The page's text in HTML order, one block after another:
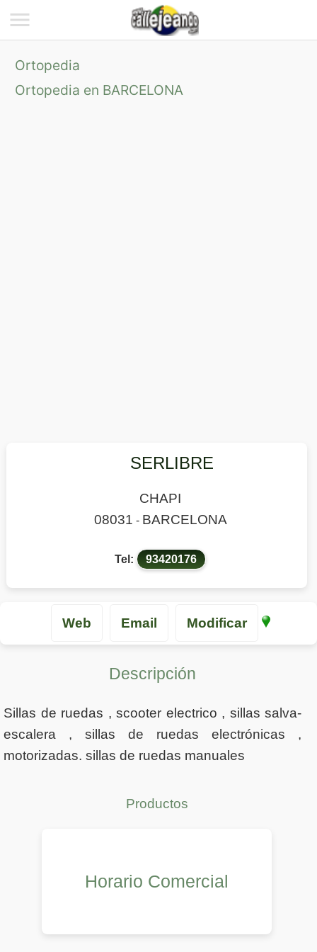
Ortopedia
Ortopedia en BARCELONA
SERLIBRE
CHAPI
08031 - BARCELONA
Tel: 93420176
Web Email Modificar
Descripción
Sillas de ruedas , scooter electrico , sillas salva-
escalera , sillas de ruedas electrónicas ,
motorizadas. sillas de ruedas manuales
Productos
Horario Comercial